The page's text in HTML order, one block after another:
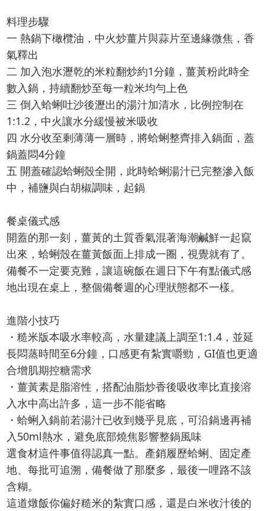
料理步驟
一 熱鍋下橄欖油，中火炒薑片與蒜片至邊緣微焦，香
氣釋出
二 加入泡水瀝乾的米粒翻炒約1分鐘，薑黃粉此時全
數入鍋，持續翻炒至每一粒米均勻上色
三 倒入蛤蜊吐沙後瀝出的湯汁加清水，比例控制在
1:1.2，中火讓水分緩慢被米吸收
四 水分收至剩薄薄一層時，將蛤蜊整齊排入鍋面，蓋
鍋蓋悶4分鐘
五 開蓋確認蛤蜊殼全開，此時蛤蜊湯汁已完整滲入飯
中，補鹽與白胡椒調味，起鍋
餐桌儀式感
開蓋的那一刻，薑黃的土質香氣混著海潮鹹鮮一起竄
出來，蛤蜊殼在薑黃飯面上排成一圈，視覺就有了。
備餐不一定要克難，讓這碗飯在週日下午有點儀式感
地出現在桌上，整個備餐週的心理狀態都不一樣。
進階小技巧
・糙米版本吸水率較高，水量建議上調至1:1.4，並延
長悶蒸時間至6分鐘，口感更有紮實嚼勁，GI值也更適
合增肌期控糖需求
・薑黃素是脂溶性，搭配油脂炒香後吸收率比直接溶
入水中高出許多，這一步不能省略
・蛤蜊入鍋前若湯汁已收到幾乎見底，可沿鍋邊再補
入50ml熱水，避免底部燒焦影響整鍋風味
選食材這件事值得認真一點。產銷履歷蛤蜊、固定產
地、每批可追溯，備餐做了那麼多，最後一哩路不該
含糊。
這道燉飯你偏好糙米的紮實口感，還是白米收汁後的